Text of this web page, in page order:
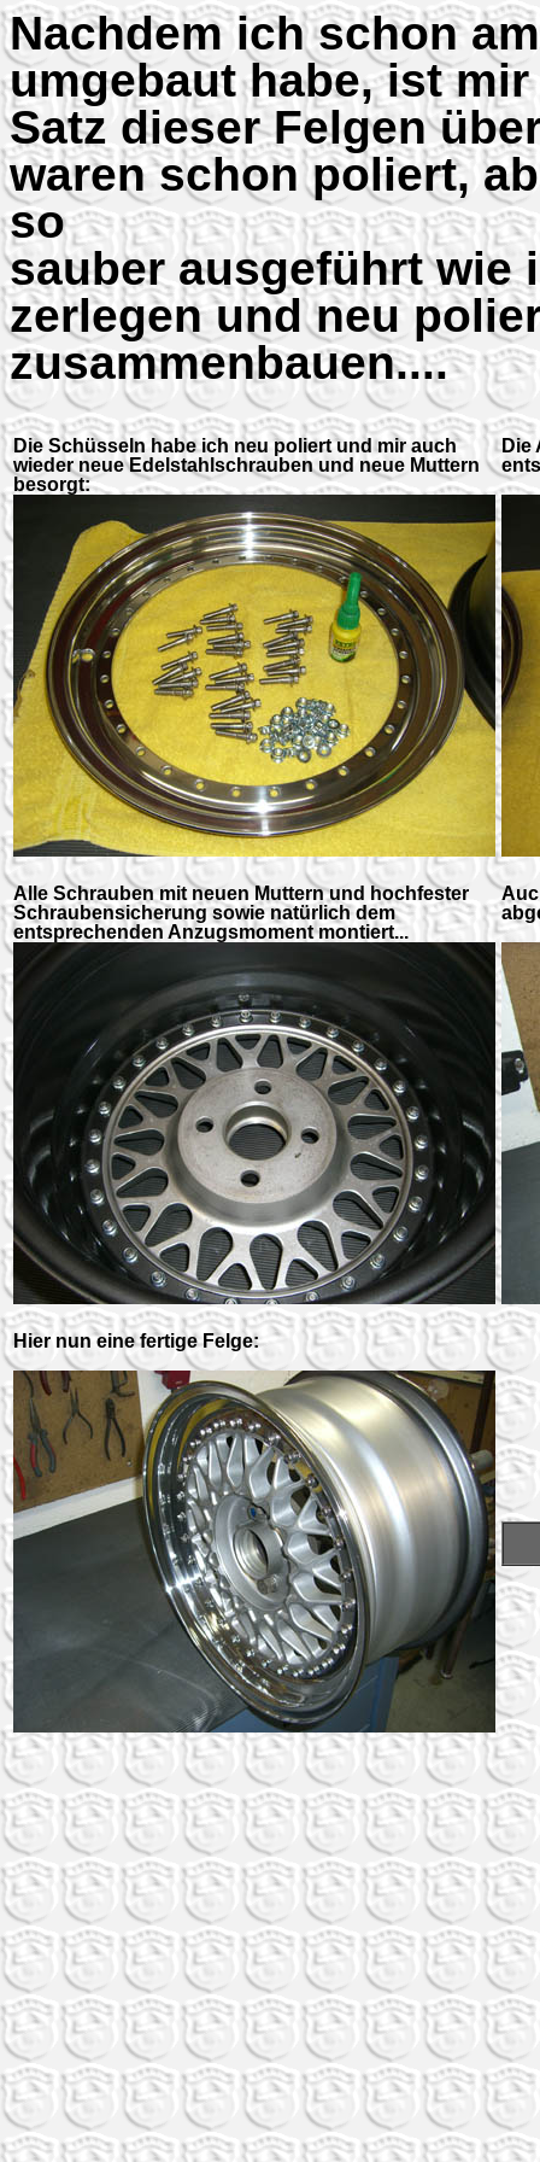
Nachdem ich schon
umgebaut habe, ist
Satz dieser Felgen
waren schon poliert,
so
sauber ausgeführt wie
zerlegen und neu
zusammenbauen....
Die Schüsseln habe ich neu poliert und mir auch
wieder neue Edelstahlschrauben und neue Muttern
besorgt:
Die
Alle Schrauben mit neuen Muttern und hochfester
Schraubensicherung sowie natürlich dem
entsprechenden Anzugsmoment montiert...
Hier nun eine fertige Felge: